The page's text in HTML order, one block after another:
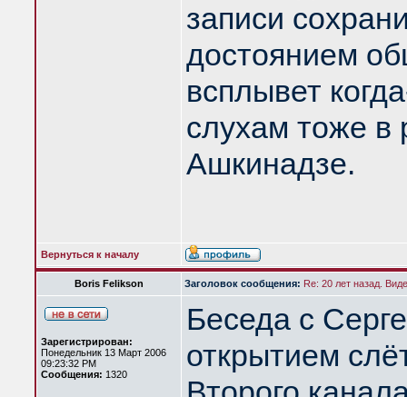
записи
достоянием
всплывет
слухам тоже в
Ашкинадзе.
Вернуться к началу
Boris Felikson Заголовок сообщения: Re: 20 лет назад.
Зарегистрирован:
Понедельник 13 Март 2006
09:23:32 PM
Сообщения: 1320
Беседа с
открытием